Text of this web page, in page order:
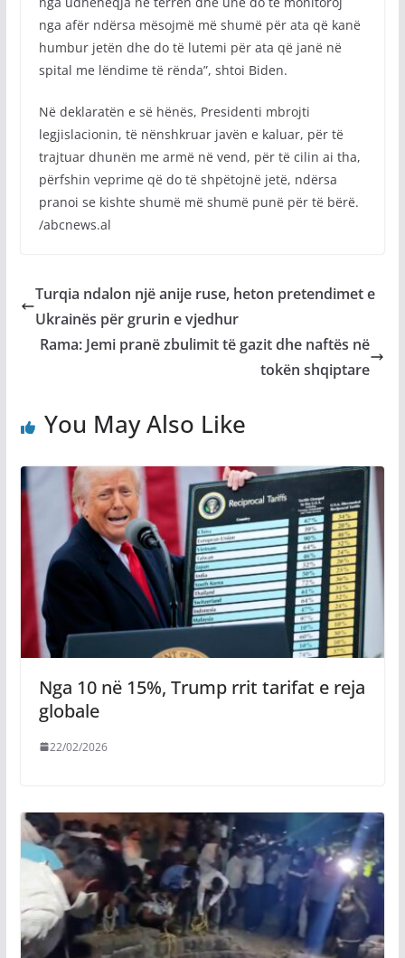
nga afër ndërsa mësojmë më shumë për ata që kanë
humbur jetën dhe do të lutemi për ata që janë në
spital me lëndime të rënda”, shtoi Biden.
Në deklaratën e së hënës, Presidenti mbrojti
legjislacionin, të nënshkruar javën e kaluar, për të
trajtuar dhunën me armë në vend, për të cilin ai tha,
përfshin veprime që do të shpëtojnë jetë, ndërsa
pranoi se kishte shumë më shumë punë për të bërë.
/abcnews.al
Turqia ndalon një anije ruse, heton pretendimet e
Ukrainës për grurin e vjedhur
Rama: Jemi pranë zbulimit të gazit dhe naftës në
tokën shqiptare
You May Also Like
Nga 10 në 15%, Trump rrit tarifat e reja
globale
22/02/2026